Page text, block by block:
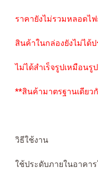
ราคายังไม่รวมหลอดไ
สินค้าในกล่องยังไม่ได้
ไม่ได้สำเร็จรูปเหมือนรู
**สินค้ามาตรฐานเดีย
วิธีใช้งาน
ใช้ประดับภายในอาคา